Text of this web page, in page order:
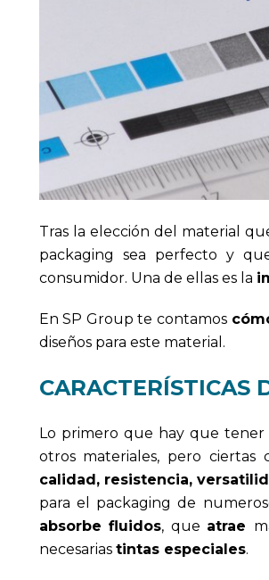
Tras la elección del material
packaging sea perfecto y
consumidor. Una de ellas es la
En SP Group te contamos
diseños para este material.
CARACTERÍSTICAS
Lo primero que hay que
otros materiales, pero ciertas
calidad, resistencia,
para el packaging de
absorbe fluidos, que atrae
necesarias tintas especiales.